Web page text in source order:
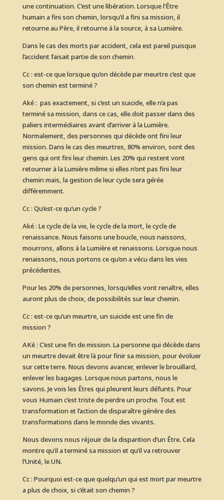
une continuation. C’est une libération. Lorsque l’Être
humain a fini son chemin, lorsqu’il a fini sa mission, il
retourne au Père, il retourne à la source, à sa Lumière.
Dans le cas des morts par accident, cela est pareil puisque
l’accident faisait partie de son chemin.
Cc : est-ce que lorsque qu’on décède par meurtre c’est que
son chemin est terminé ?
Aké : pas exactement, si c’est un suicide, elle n’a pas
terminé sa mission, dans ce cas, elle doit passer dans des
paliers intermédiaires avant d’arriver à la Lumière.
Normalement, des personnes qui décède ont fini leur
mission. Dans le cas des meurtres, 80% environ, sont des
gens qui ont fini leur chemin. Les 20% qui restent vont
retourner à la Lumière même si elles n’ont pas fini leur
chemin mais, la gestion de leur cycle sera gérée
différemment.
Cc : Qu’est-ce qu’un cycle ?
Aké : Le cycle de la vie, le cycle de la mort, le cycle de
renaissance. Nous faisons une boucle, nous naissons,
mourrons, allons à la Lumière et renaissons. Lorsque nous
renaissons, nous portons ce qu’on a vécu dans les vies
précédentes.
Pour les 20% de personnes, lorsqu’elles vont renaître, elles
auront plus de choix, de possibilités sur leur chemin.
Cc : est-ce qu’un meurtre, un suicide est une fin de
mission ?
AKé : C’est une fin de mission. La personne qui décède dans
un meurtre devait être là pour finir sa mission, pour évoluer
sur cette terre. Nous devons avancer, enlever le brouillard,
enlever les bagages. Lorsque nous partons, nous le
savons. Je vois les Êtres qui pleurent leurs défunts. Pour
vous Humain c’est triste de perdre un proche. Tout est
transformation et l’action de disparaître génère des
transformations dans le monde des vivants.
Nous devons nous réjouir de la disparition d’un Être. Cela
montre qu’il a terminé sa mission et qu’il va retrouver
l’Unité, le UN.
Cc : Pourquoi est-ce que quelqu’un qui est mort par meurtre
a plus de choix, si c’était son chemin ?